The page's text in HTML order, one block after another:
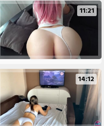
11:21
14:12